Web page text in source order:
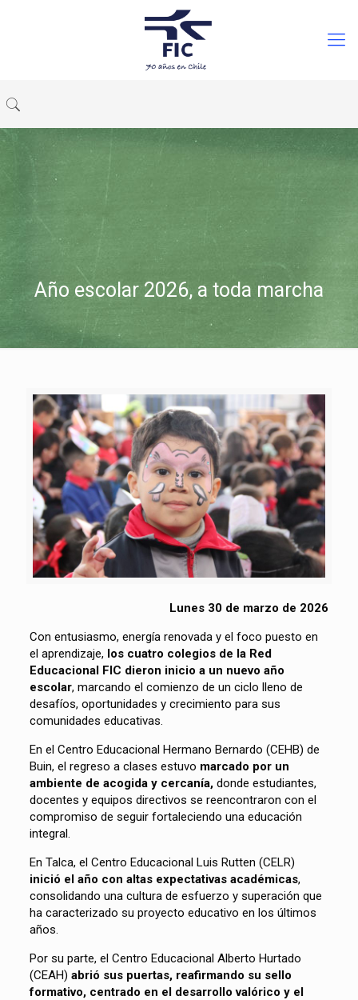
Año escolar 2026, a toda marcha
Lunes 30 de marzo de 2026
Con entusiasmo, energía renovada y el foco puesto en
el aprendizaje, los cuatro colegios de la Red
Educacional FIC dieron inicio a un nuevo año
escolar, marcando el comienzo de un ciclo lleno de
desafíos, oportunidades y crecimiento para sus
comunidades educativas.
En el Centro Educacional Hermano Bernardo (CEHB) de
Buin, el regreso a clases estuvo marcado por un
ambiente de acogida y cercanía,donde estudiantes,
docentes y equipos directivos se reencontraron con el
compromiso de seguir fortaleciendo una educación
integral.
En Talca, el Centro Educacional Luis Rutten (CELR)
inició el año con altas expectativas académicas,
consolidando una cultura de esfuerzo y superación que
ha caracterizado su proyecto educativo en los últimos
años.
Por su parte, el Centro Educacional Alberto Hurtado
(CEAH) abrió sus puertas, reafirmando su sello
formativo, centrado en el desarrollo valórico y el